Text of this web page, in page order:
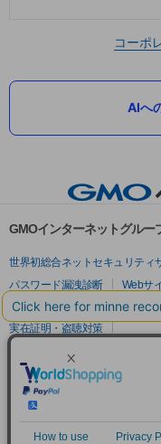
コーポ
AIへ
GMOインターネットグルー
世界初総合ネットセキュリティ
パスワード漏洩診断
Webサ
セキュリティ相談AIチャットボ
実在証明・盗聴対策
サイバー攻撃対策（GMO Flatt
セキュリティ事業の軌跡